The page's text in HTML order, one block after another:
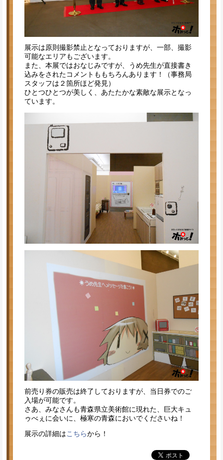
展示は原則撮影禁止となっておりますが、一部、撮影
可能なエリアもございます。
また、本展ではおなじみですが、うめ先生が直接書き
込みをされたコメントももちろんあります！（事務局
スタッフは２箇所ほど発見）
ひとつひとつが美しく、あたたかな素敵な展示となっ
ています。
前売り券の販売は終了しておりますが、当日券でのご
入場が可能です。
さあ、みなさんも青森県立美術館に現れた、巨大キュ
ゥべぇに会いに、極寒の青森においでくださいね！
展示の詳細はこちらから！